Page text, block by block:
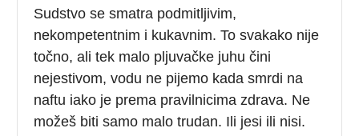
Sudstvo se smatra podmitljivim,
nekompetentnim i kukavnim. To svakako nije
točno, ali tek malo pljuvačke juhu čini
nejestivom, vodu ne pijemo kada smrdi na
naftu iako je prema pravilnicima zdrava. Ne
možeš biti samo malo trudan. Ili jesi ili nisi.